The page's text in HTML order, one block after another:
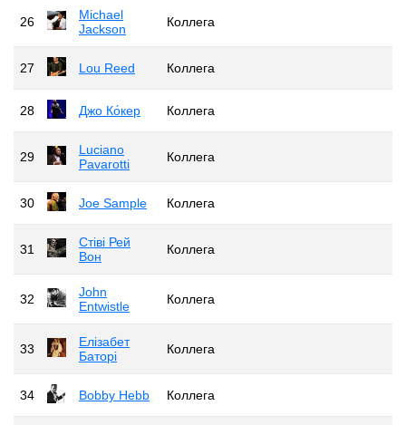
26
Michael
Jackson
Коллега
27 Lou Reed Коллега
28 Джо Ко́кер Коллега
29
Luciano
Pavarotti
Коллега
30 Joe Sample Коллега
31
Стіві Рей
Вон
Коллега
32
John
Entwistle
Коллега
33
Елізабет
Баторі
Коллега
34 Bobby Hebb Коллега